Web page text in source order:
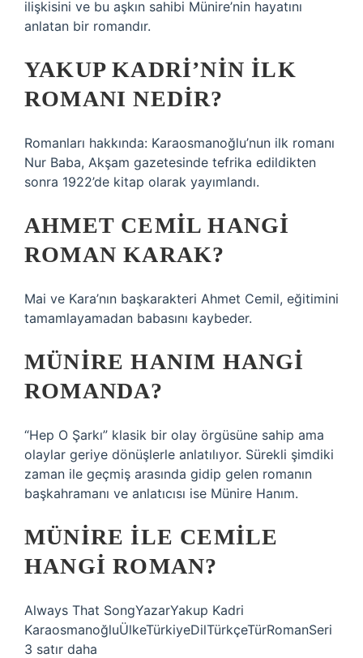
ilişkisini ve bu aşkın sahibi Münire’nin hayatını
anlatan bir romandır.
YAKUP KADRI’NIN ILK
ROMANI NEDIR?
Romanları hakkında: Karaosmanoğlu’nun ilk romanı
Nur Baba, Akşam gazetesinde tefrika edildikten
sonra 1922’de kitap olarak yayımlandı.
AHMET CEMIL HANGI
ROMAN KARAK?
Mai ve Kara’nın başkarakteri Ahmet Cemil, eğitimini
tamamlayamadan babasını kaybeder.
MÜNIRE HANIM HANGI
ROMANDA?
“Hep O Şarkı” klasik bir olay örgüsüne sahip ama
olaylar geriye dönüşlerle anlatılıyor. Sürekli şimdiki
zaman ile geçmiş arasında gidip gelen romanın
başkahramanı ve anlatıcısı ise Münire Hanım.
MÜNIRE ILE CEMILE
HANGI ROMAN?
Always That SongYazarYakup Kadri
KaraosmanoğluÜlkeTürkiyeDilTürkçeTürRomanSeri
3 satır daha